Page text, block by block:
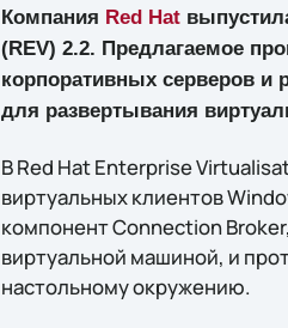
Компания Red Hat
(REV) 2.2. Предлагаемое
корпоративных серверов и
для развертывания
В Red Hat Enterprise
виртуальных клиентов
компонент Сonnection
виртуальной машиной, и
настольному окружению.